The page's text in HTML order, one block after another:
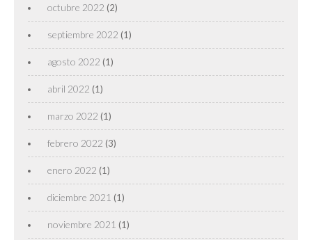
octubre 2022 (2)
septiembre 2022 (1)
agosto 2022 (1)
abril 2022 (1)
marzo 2022 (1)
febrero 2022 (3)
enero 2022 (1)
diciembre 2021 (1)
noviembre 2021 (1)